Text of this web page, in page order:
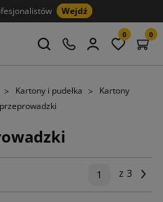
Wejdź
0 0
Kartony i pudełka
Kartony
1 z 3